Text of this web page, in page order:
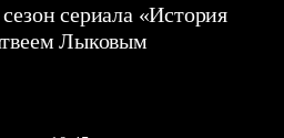
сериала «История
Лыковым